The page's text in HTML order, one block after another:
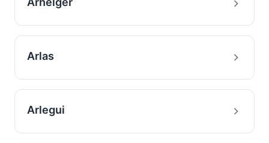
Arlas
Arlegui